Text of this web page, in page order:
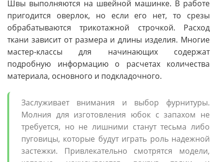
Швы выполняются на швейной машинке. В работе
пригодится оверлок, но если его нет, то срезы
обрабатываются трикотажной строчкой. Расход
ткани зависит от размера и длины изделия. Многие
мастер-классы для начинающих содержат
подробную информацию о расчетах количества
материала, основного и подкладочного.
Заслуживает внимания и выбор фурнитуры.
Молния для изготовления юбок с запахом не
требуется, но не лишними станут тесьма либо
пуговицы, которые будут играть роль надежной
застежки. Привлекательно смотрятся модели,